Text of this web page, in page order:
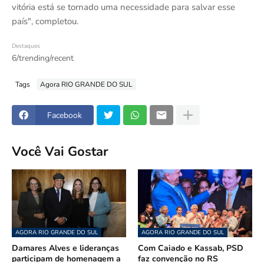
vitória está se tornado uma necessidade para salvar esse
país", completou.
Destaques
6/trending/recent
Tags Agora RIO GRANDE DO SUL
Facebook
Você Vai Gostar
AGORA RIO GRANDE DO SUL
Damares Alves e lideranças
participam de homenagem a
AGORA RIO GRANDE DO SUL
Com Caiado e Kassab, PSD
faz convenção no RS